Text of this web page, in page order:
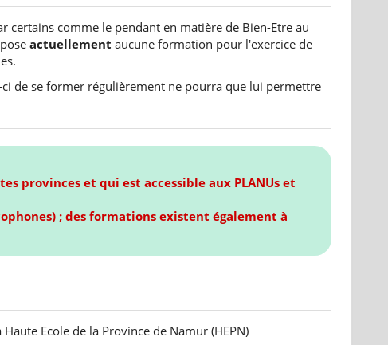
certains comme le pendant en matière de Bien-Etre au
actuellement aucune formation pour l'exercice de
de se former régulièrement ne pourra que lui permettre
provinces et qui est accessible aux PLANUs et
; des formations existent également à
Ecole de la Province de Namur (HEPN)